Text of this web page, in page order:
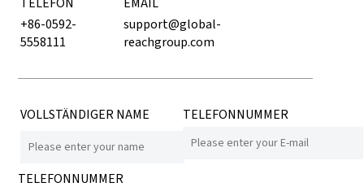
+86-0592-
5558111
support@global-
reachgroup.com
VOLLSTÄNDIGER NAME TELEFONNUMMER
TELEFONNUMMER